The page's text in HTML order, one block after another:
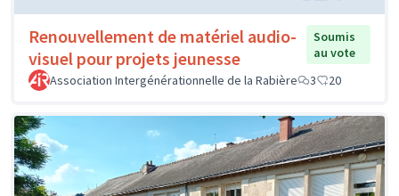
Renouvellement de matériel audio-
visuel pour projets jeunesse
Soumis
au vote
Association Intergénérationnelle de la Rabière
3 20